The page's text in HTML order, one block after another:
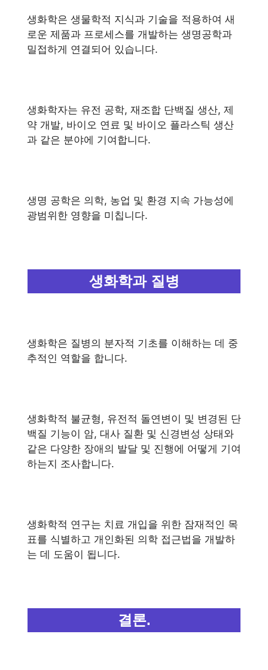
생화학은 생물학적 지식과 기술을 적용하여 새
로운 제품과 프로세스를 개발하는 생명공학과
밀접하게 연결되어 있습니다.
생화학자는 유전 공학, 재조합 단백질 생산, 제
약 개발, 바이오 연료 및 바이오 플라스틱 생산
과 같은 분야에 기여합니다.
생명 공학은 의학, 농업 및 환경 지속 가능성에
광범위한 영향을 미칩니다.
생화학과 질병
생화학은 질병의 분자적 기초를 이해하는 데 중
추적인 역할을 합니다.
생화학적 불균형, 유전적 돌연변이 및 변경된 단
백질 기능이 암, 대사 질환 및 신경변성 상태와
같은 다양한 장애의 발달 및 진행에 어떻게 기여
하는지 조사합니다.
생화학적 연구는 치료 개입을 위한 잠재적인 목
표를 식별하고 개인화된 의학 접근법을 개발하
는 데 도움이 됩니다.
결론.